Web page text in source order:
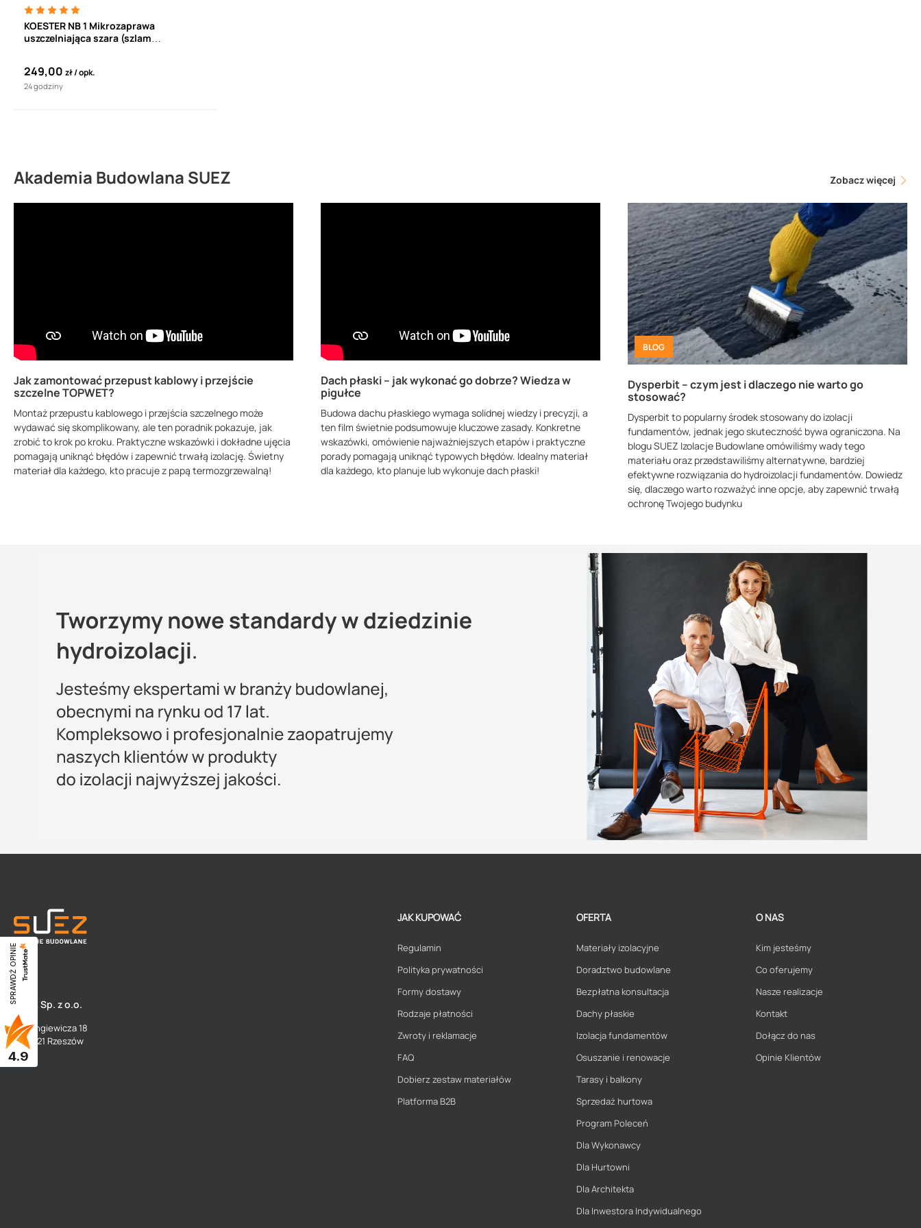
KOESTER NB 1 Mikrozaprawa
uszczelniająca szara (szlam
249,00 zł opk.
24 godziny
Akademia Budowlana SUEZ Zobacz więcej
Jak zamontować przepust kablowy i przejście
szczelne TOPWET?
Montaż przepustu kablowego i przejścia szczelnego może
wydawać się skomplikowany, ale ten poradnik pokazuje, jak
zrobić to krok po kroku. Praktyczne wskazówki i dokładne ujęcia
pomagają uniknąć błędów i zapewnić trwałą izolację. Świetny
materiał dla każdego, kto pracuje z papą termozgrzewalną!
Dach płaski – jak wykonać go dobrze? Wiedza w
pigułce
Budowa dachu płaskiego wymaga solidnej wiedzy i precyzji, a
ten film świetnie podsumowuje kluczowe zasady. Konkretne
wskazówki, omówienie najważniejszych etapów i praktyczne
porady pomagają uniknąć typowych błędów. Idealny materiał
dla każdego, kto planuje lub wykonuje dach płaski!
BLOG
Dysperbit – czym jest i dlaczego nie warto go
stosować?
Dysperbit to popularny środek stosowany do izolacji
fundamentów, jednak jego skuteczność bywa ograniczona. Na
blogu SUEZ Izolacje Budowlane omówiliśmy wady tego
materiału oraz przedstawiliśmy alternatywne, bardziej
efektywne rozwiązania do hydroizolacji fundamentów. Dowiedz
się, dlaczego warto rozważyć inne opcje, aby zapewnić trwałą
ochronę Twojego budynku
SUEZ Sp. z o.o.
ul. Langiewicza 18
35 - 021 Rzeszów
JAK KUPOWAĆ
Regulamin
Polityka prywatności
Formy dostawy
Rodzaje płatności
Zwroty i reklamacje
FAQ
Dobierz zestaw materiałów
Platforma B2B
OFERTA
Materiały izolacyjne
Doradztwo budowlane
Bezpłatna konsultacja
Dachy płaskie
Izolacja fundamentów
Osuszanie i renowacje
Tarasy i balkony
Sprzedaż hurtowa
Program Poleceń
Dla Wykonawcy
Dla Hurtowni
Dla Architekta
Dla Inwestora Indywidualnego
O NAS
Kim jesteśmy
Co oferujemy
Nasze realizacje
Kontakt
Dołącz do nas
Opinie Klientów
SPRAWDŹ OPINIE
4.9